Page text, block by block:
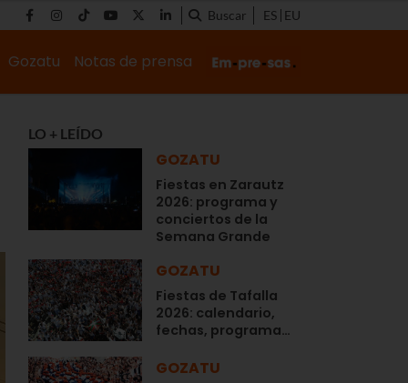
Buscar ES EU
Gozatu Notas de prensa
LO + LEÍDO
GOZATU
Fiestas en Zarautz
2026: programa y
conciertos de la
Semana Grande
GOZATU
Fiestas de Tafalla
2026: calendario,
fechas, programa…
GOZATU